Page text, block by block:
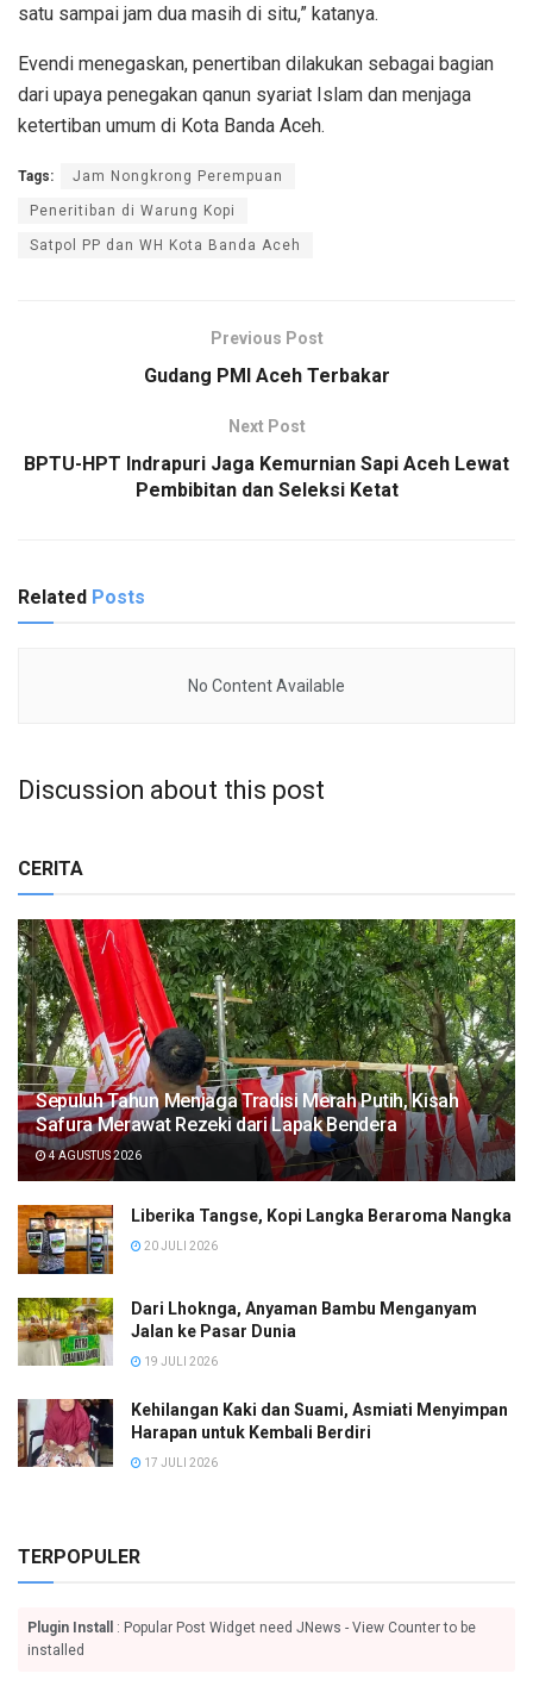
satu sampai jam dua masih di situ,” katanya.
Evendi menegaskan, penertiban dilakukan sebagai bagian
dari upaya penegakan qanun syariat Islam dan menjaga
ketertiban umum di Kota Banda Aceh.
Tags: Jam Nongkrong Perempuan
Peneritiban di Warung Kopi
Satpol PP dan WH Kota Banda Aceh
Previous Post
Gudang PMI Aceh Terbakar
Next Post
BPTU-HPT Indrapuri Jaga Kemurnian Sapi Aceh Lewat
Pembibitan dan Seleksi Ketat
Related Posts
No Content Available
Discussion about this post
CERITA
Sepuluh Tahun Menjaga Tradisi Merah Putih, Kisah
Safura Merawat Rezeki dari Lapak Bendera
4 AGUSTUS 2026
Liberika Tangse, Kopi Langka Beraroma Nangka
20 JULI 2026
Dari Lhoknga, Anyaman Bambu Menganyam
Jalan ke Pasar Dunia
19 JULI 2026
Kehilangan Kaki dan Suami, Asmiati Menyimpan
Harapan untuk Kembali Berdiri
17 JULI 2026
TERPOPULER
Plugin Install
: Popular Post Widget need JNews - View Counter to be
installed